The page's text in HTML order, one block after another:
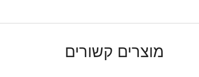
מוצרים קשורים